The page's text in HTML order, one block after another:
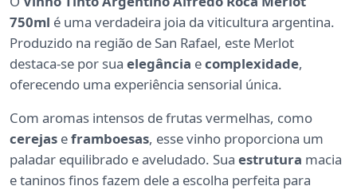
750ml é uma verdadeira joia da viticultura argentina.
Produzido na região de San Rafael, este Merlot
destaca-se por sua elegância ecomplexidade,
oferecendo uma experiência sensorial única.
Com aromas intensos de frutas vermelhas, como
cerejas eframboesas, esse vinho proporciona um
paladar equilibrado e aveludado. Sua estrutura macia
e taninos finos fazem dele a escolha perfeita para